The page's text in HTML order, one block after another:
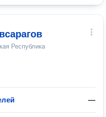
Республика
—